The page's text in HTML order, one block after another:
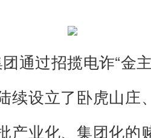
通过招揽电诈“金
续设立了卧虎山庄
产业化、集团化的